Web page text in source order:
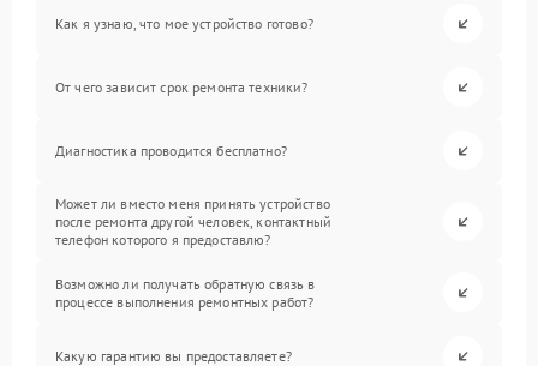
Как я узнаю, что мое устройство готово?
От чего зависит срок ремонта техники?
Диагностика проводится бесплатно?
Может ли вместо меня принять устройство
после ремонта другой человек, контактный
телефон которого я предоставлю?
Возможно ли получать обратную связь в
процессе выполнения ремонтных работ?
Какую гарантию вы предоставляете?